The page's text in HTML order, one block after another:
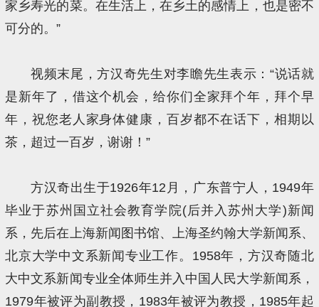
家乡寿光的菜。在生活上，在乡土的感情上，也是密不
可分的。”
视频末尾，方汉奇先生对李瞻先生表示：“说话就
是新年了，借这个机会，给你们全家拜个年，拜个早
年，祝您老人家身体健康，百岁都不在话下，相期以
茶，超过一百岁，谢谢！”
方汉奇出生于1926年12月，广东普宁人，1949年
毕业于苏州国立社会教育学院(后并入苏州大学)新闻
系，先后在上海新闻图书馆、上海圣约翰大学新闻系、
北京大学中文系新闻专业工作。1958年，方汉奇随北
大中文系新闻专业全体师生并入中国人民大学新闻系，
1979年被评为副教授，1983年被评为教授，1985年起